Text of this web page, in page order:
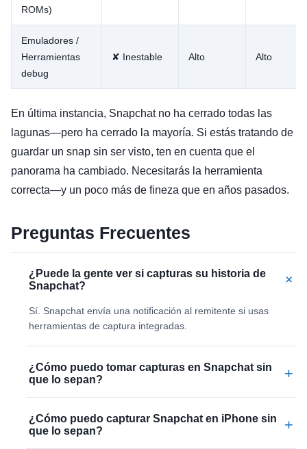
ROMs)
Emuladores /
Herramientas
debug
✘ Inestable Alto Alto
En última instancia, Snapchat no ha cerrado todas las
lagunas—pero ha cerrado la mayoría. Si estás tratando de
guardar un snap sin ser visto, ten en cuenta que el
panorama ha cambiado. Necesitarás la herramienta
correcta—y un poco más de fineza que en años pasados.
Preguntas Frecuentes
¿Puede la gente ver si capturas su historia de
Snapchat?
+
Sí. Snapchat envía una notificación al remitente si usas
herramientas de captura integradas.
¿Cómo puedo tomar capturas en Snapchat sin
que lo sepan?
+
¿Cómo puedo capturar Snapchat en iPhone sin
que lo sepan?
+